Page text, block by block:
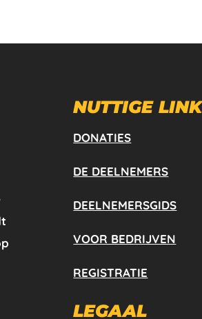
NUTTIGE
DONATIES
DE DEELNEMERS
DEELNEMERSGIDS
VOOR BEDRIJVEN
REGISTRATIE
LEGAAL